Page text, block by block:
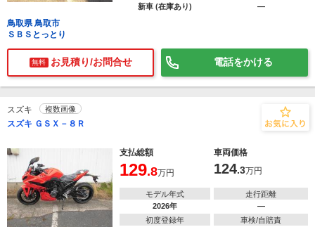
新車 (在庫あり)
―
鳥取県 鳥取市
ＳＢＳとっとり
無料 お見積り/お問合せ 電話をかける
スズキ 複数画像
スズキ ＧＳＸ－８Ｒ
支払総額 車両価格
129.8万円 124.3万円
モデル年式
2026年
走行距離
―
初度登録年
車検/自賠責